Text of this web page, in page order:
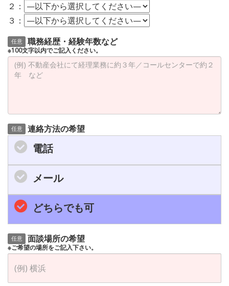
２：
３：
任意 職務経歴・経験年数など
※100文字以内でご記入ください。
任意 連絡方法の希望
電話
メール
どちらでも可
任意 面談場所の希望
※ご希望の場所をご記入下さい。